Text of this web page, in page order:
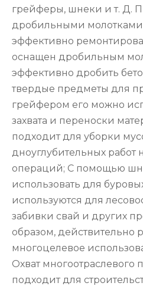
грейферы, шнеки и т. Д.
дробильными
эффективно
оснащен дробильным
эффективно дробить
твердые предметы для
грейфером его можно
захвата и переноски
подходит для уборки
дноуглубительных работ
операций; С помощью
использовать для
используются для
забивки свай и других
образом, действительно
многоцелевое
Охват многоотраслевого
подходит для